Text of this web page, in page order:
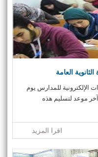
العامة
الإلكترونية للمدارس يوم
٢٠٢٤، علمًا بأن آخر موعد لتسليم هذه
اقرا المزيد